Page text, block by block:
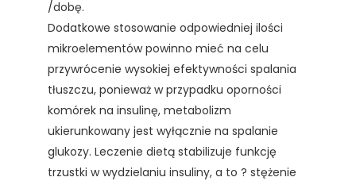
/dobę.
Dodatkowe stosowanie odpowiedniej ilości
mikroelementów powinno mieć na celu
przywrócenie wysokiej efektywności spalania
tłuszczu, ponieważ w przypadku oporności
komórek na insulinę, metabolizm
ukierunkowany jest wyłącznie na spalanie
glukozy. Leczenie dietą stabilizuje funkcję
trzustki w wydzielaniu insuliny, a to ? stężenie